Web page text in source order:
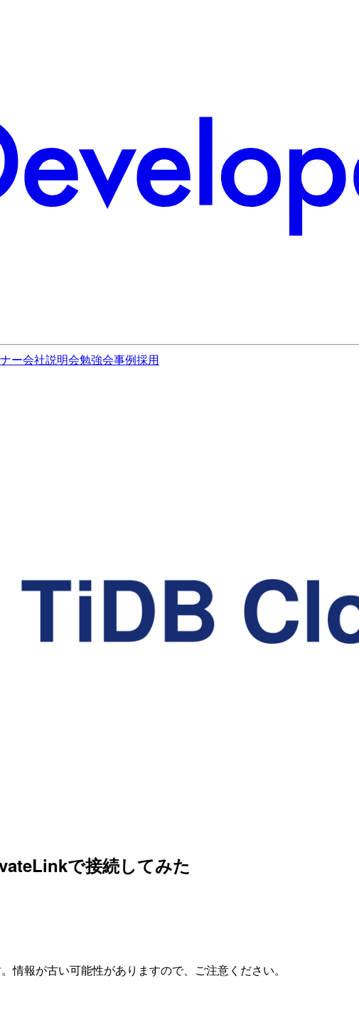
ー会社説明会勉強会事例採用
で接続してみた
情報が古い可能性がありますので、ご注意ください。